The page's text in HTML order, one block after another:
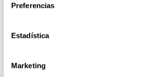
Preferencias
Estadística
Marketing
ALTEZA